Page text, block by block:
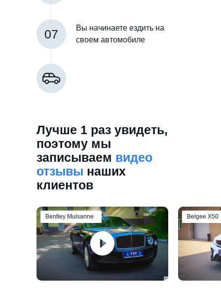
07
Вы начинаете ездить на
своем автомобиле
Лучше 1 раз увидеть,
поэтому мы
записываем видео
отзывы наших
клиентов
Bentley Mulsanne Belgee Х50